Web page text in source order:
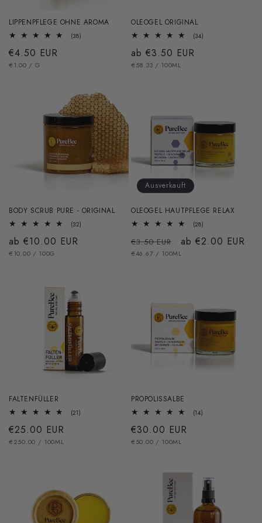
e
:
LIPPENPFLEGE OHNE AROMA
(38)
Normaler
Preis
€4.50 EUR
GRUNDPREIS
€1.00 / PRO
G
OLEOGEL ORIGINAL
(34)
Normaler
Preis
ab €3.50 EUR
GRUNDPREIS
€58.33 / PRO
100ML
BODY SCRUB PURE - ORIGINAL
(32)
Normaler
Preis
ab €10.00 EUR
GRUNDPREIS
€10.00 / PRO
100G
Ausverkauft
OLEOGEL HAUTPFLEGE RELAX
(28)
insgesamt
Normaler
Preis
€3.50 EUR Verkaufspreis
ab €2.00 EUR
GRUNDPREIS
€46.67 / PRO
100ML
FALTENFÜLLER
(21)
Normaler
Preis
€25.00 EUR
GRUNDPREIS
€250.00 / PRO
100ML
PROPOLISSALBE
(14)
Normaler
Preis
€30.00 EUR
GRUNDPREIS
€50.00 / PRO
100ML